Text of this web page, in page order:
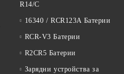
R14/C
16340 / RCR123A Батерии
RCR-V3 Батерии
R2CR5 Батерии
Зарядни устройства за